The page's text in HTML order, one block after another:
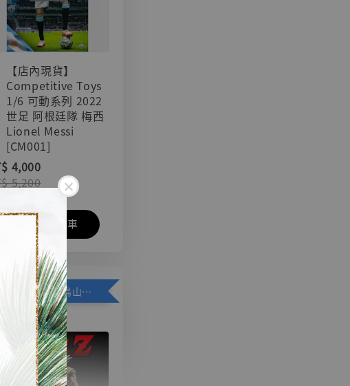
【店內現貨】
Competitive Toys
1/6 可動系列 2022
世足 阿根廷隊 梅西
Lionel Messi
[CM001]
4,000
5,200
加入購物車
加購優惠【悟空 鳥山明紀念款 [奇蹟工作室]】